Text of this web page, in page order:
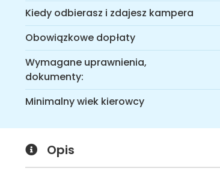
Kiedy odbierasz i zdajesz kampera
Obowiązkowe dopłaty
Wymagane uprawnienia,
dokumenty:
Minimalny wiek kierowcy
Opis